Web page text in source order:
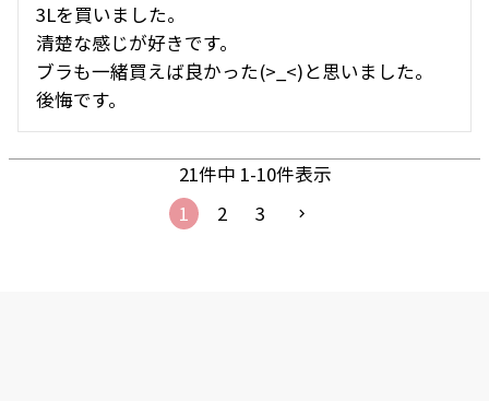
3Lを買いました。
清楚な感じが好きです。
ブラも一緒買えば良かった(>_<)と思いました。
後悔です。
21件中 1-10件表示
1
2 3